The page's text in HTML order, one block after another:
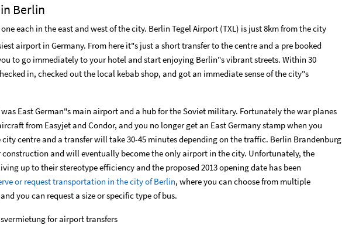
Berlin
each in the east and west of the city. Berlin Tegel Airport (TXL) is just 8km from the city
airport in Germany. From here it"s just a short transfer to the centre and a pre booked
to go immediately to your hotel and start enjoying Berlin"s vibrant streets. Within 30
in, checked out the local kebab shop, and got an immediate sense of the city"s
was East German"s main airport and a hub for the Soviet military. Fortunately the war planes
from Easyjet and Condor, and you no longer get an East Germany stamp when you
centre and a transfer will take 30-45 minutes depending on the traffic. Berlin Brandenburg
construction and will eventually become the only airport in the city. Unfortunately, the
up to their stereotype efficiency and the proposed 2013 opening date has been
or request transportation in the city of Berlin, where you can choose from multiple
you can request a size or specific type of bus.